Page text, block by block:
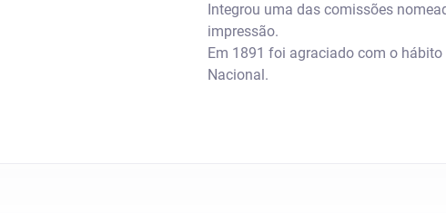
Integrou uma das comissões
impressão.
Em 1891 foi agraciado com o
Nacional.